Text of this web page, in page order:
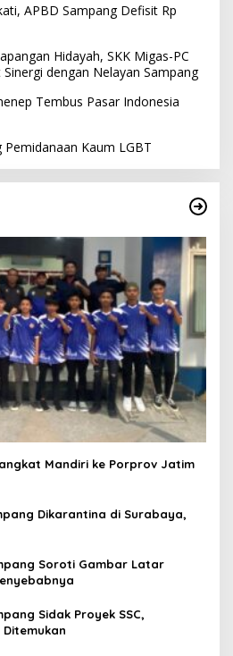
APBD Sampang Defisit Rp
Hidayah, SKK Migas-PC
dengan Nelayan Sampang
Tembus Pasar Indonesia
Kaum LGBT
Mandiri ke Porprov Jatim
Dikarantina di Surabaya,
Soroti Gambar Latar
Sidak Proyek SSC,